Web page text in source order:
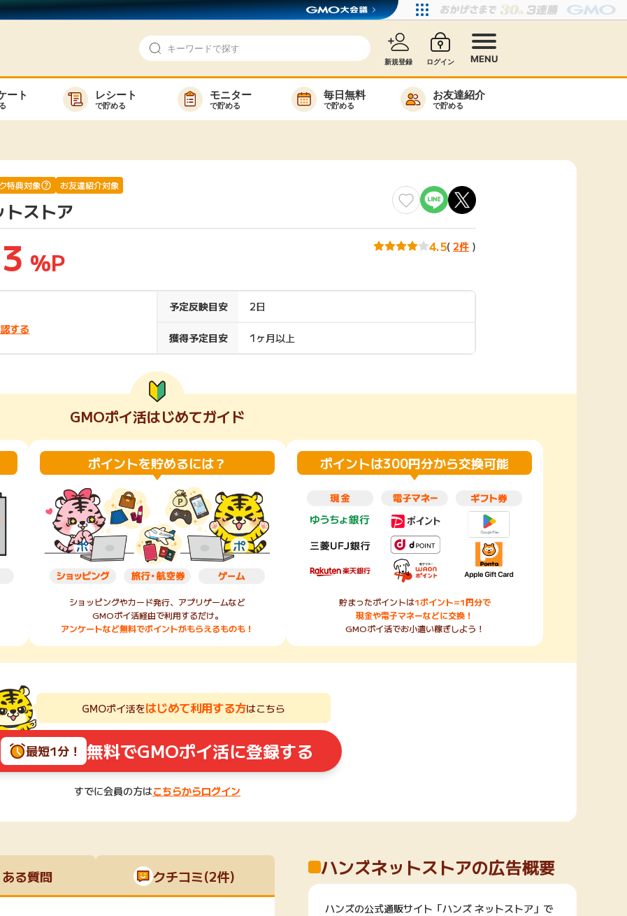
新規登録 ログイン MENU
ゲーム
買い物
モニター
特集一覧
ヘルプセンター
ート レシート
で貯める
モニター
で貯める
毎日無料
で貯める
お友達紹介
で貯める
検索
楽天ビューティ
購入額の1%P
ービス
カテゴリーから検索
新着
ポイ活
お得情報
（貯まる・使えるお店）
情報
特典対象 お友達紹介対象
トストア
%P 4.5( 2件 )
する
予定反映目安 2日
獲得予定目安 1ヶ月以上
GMOポイ活はじめてガイド
ポイントを貯めるには？
ショッピングやカード発行、アプリゲームなど
GMOポイ活経由で利用するだけ。
アンケートなど無料でポイントがもらえるものも！
ポイントは300円分から交換可能
貯まったポイントは1ポイント=1円分で
現金や電子マネーなどに交換！
GMOポイ活でお小遣い稼ぎしよう！
GMOポイ活をはじめて利用する方はこちら
最短1分！ 無料でGMOポイ活に登録する
すでに会員の方はこちらからログイン
る質問 クチコミ(2件) ハンズネットストアの広告概要
ハンズの公式通販サイト「ハンズ ネットストア」で